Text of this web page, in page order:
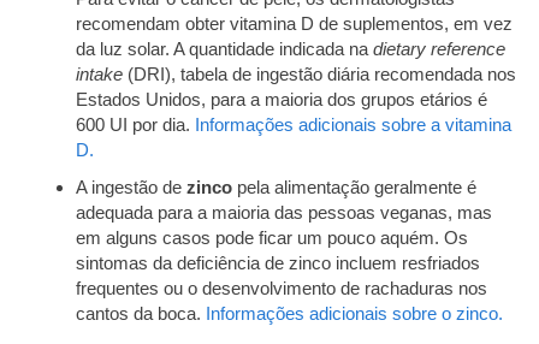
recomendam obter vitamina D de suplementos, em vez
da luz solar. A quantidade indicada na dietary reference
intake(DRI), tabela de ingestão diária recomendada nos
Estados Unidos, para a maioria dos grupos etários é
600 UI por dia. Informações adicionais sobre a vitamina
D.
A ingestão de zincopela alimentação geralmente é
adequada para a maioria das pessoas veganas, mas
em alguns casos pode ficar um pouco aquém. Os
sintomas da deficiência de zinco incluem resfriados
frequentes ou o desenvolvimento de rachaduras nos
cantos da boca. Informações adicionais sobre o zinco.